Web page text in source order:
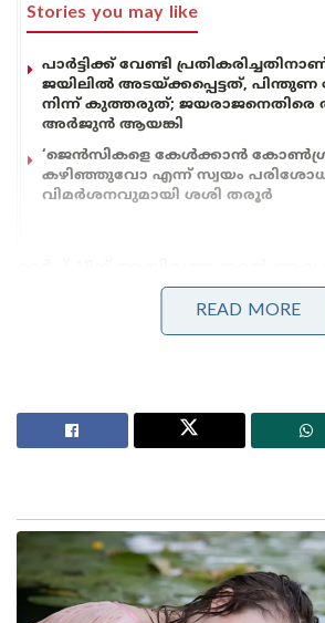
Stories you may like
പാർട്ടിക്ക് വേണ്ടി
ജയിലിൽ അടയ്ക്കപ്പെട്ടത്, പിന്തുണ
നിന്ന് കുത്തരുത്; ജയരാജനെതിരെ
അർജുൻ ആയങ്കി
‘ജെൻസികളെ കേൾക്കാൻ
കഴിഞ്ഞുവോ എന്ന് സ്വയം
വിമർശനവുമായി ശശി തരൂർ
പൂർത്തിയാക്കി എന്ന്
സോഷ്യൽ മീഡിയയിൽ പോസ്റ്റ് ഇട്ടത്.
കൊള്ളുന്ന മറുപടി
ഇപ്പോൾ. ഇതിന്റെ സ്‌ക്രീൻ
’65കാരൻറെ കാമുകിയായി
ചേരാത്ത വേഷങ്ങളാണ് ഈ
ചെയ്യുന്നത്’ എന്നായിരുന്നു ഒരു
മറുപടിയുമായി മാളവിക തന്നെ
READ MORE